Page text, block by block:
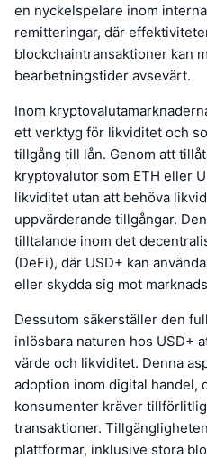
en nyckelspelare inom
remitteringar, där
blockchaintransaktioner kan
bearbetningstider avsevärt.
Inom
ett verktyg för likviditet och
tillgång till lån. Genom att
kryptovalutor som ETH eller
likviditet utan att behöva
uppvärderande tillgångar.
tilltalande inom det
(DeFi), där USD+ kan
eller skydda sig mot
Dessutom säkerställer den
inlösbara naturen hos USD+
värde och likviditet. Denna
adoption inom digital handel,
konsumenter kräver
transaktioner.
plattformar, inklusive stora